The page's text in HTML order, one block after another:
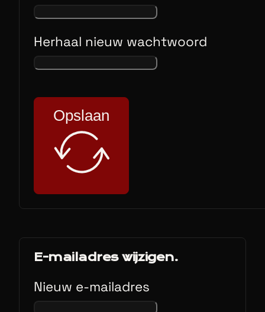
Herhaal nieuw wachtwoord
Opslaan
E-mailadres wijzigen.
Nieuw e-mailadres